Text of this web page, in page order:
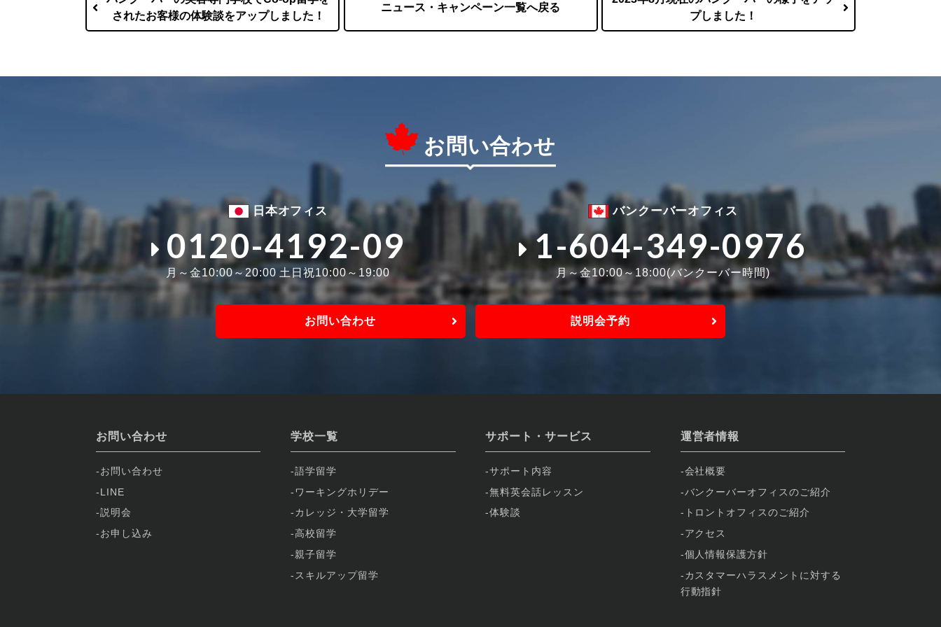
されたお客様の体験談をアップしました！
ニュース・キャンペーン一覧へ戻る
プしました！
お問い合わせ
日本オフィス
0120-4192-09
月～金10:00～20:00 土日祝10:00～19:00
バンクーバーオフィス
1-604-349-0976
月～金10:00～18:00(バンクーバー時間)
お問い合わせ 説明会予約
お問い合わせ
お問い合わせ
LINE
説明会
お申し込み
学校一覧
語学留学
ワーキングホリデー
カレッジ・大学留学
高校留学
親子留学
スキルアップ留学
サポート・サービス
サポート内容
無料英会話レッスン
体験談
運営者情報
会社概要
バンクーバーオフィスのご紹介
トロントオフィスのご紹介
アクセス
個人情報保護方針
カスタマーハラスメントに対する
行動指針